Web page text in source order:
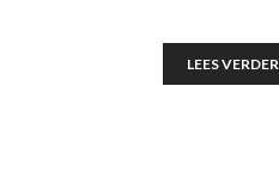
LEES VERDER